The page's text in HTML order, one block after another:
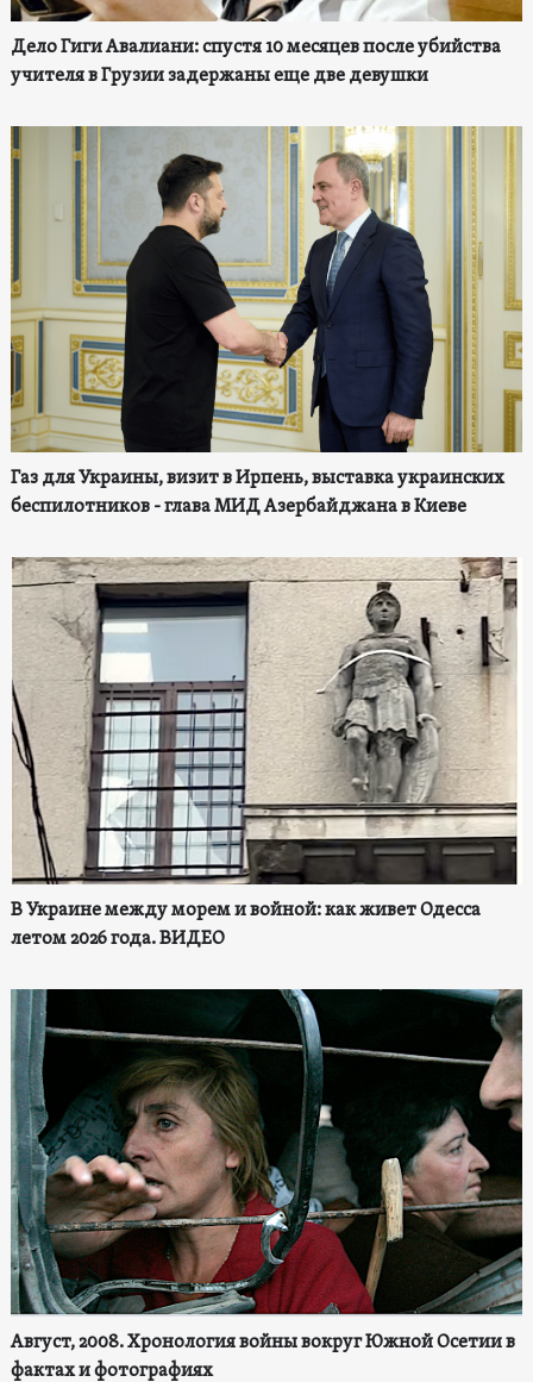
Дело Гиги Авалиани: спустя 10 месяцев после убийства
учителя в Грузии задержаны еще две девушки
Газ для Украины, визит в Ирпень, выставка украинских
беспилотников - глава МИД Азербайджана в Киеве
В Украине между морем и войной: как живет Одесса
летом 2026 года. ВИДЕО
Август, 2008. Хронология войны вокруг Южной Осетии в
фактах и фотографиях